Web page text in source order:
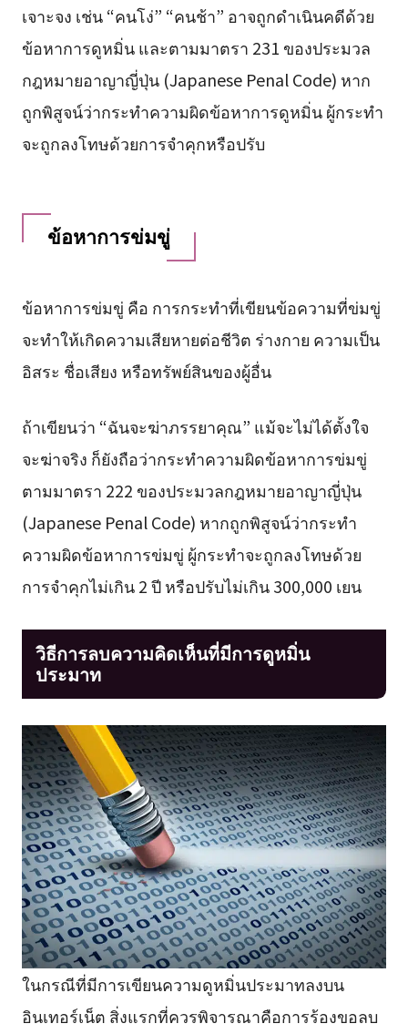
เจาะจง เช่น “คนโง่” “คนช้า” อาจถูกดำเนินคดีด้วย
ข้อหาการดูหมิ่น และตามมาตรา 231 ของประมวล
กฎหมายอาญาญี่ปุ่น (Japanese Penal Code) หาก
ถูกพิสูจน์ว่ากระทำความผิดข้อหาการดูหมิ่น ผู้กระทำ
จะถูกลงโทษด้วยการจำคุกหรือปรับ
ข้อหาการข่มขู่
ข้อหาการข่มขู่ คือ การกระทำที่เขียนข้อความที่ข่มขู่
จะทำให้เกิดความเสียหายต่อชีวิต ร่างกาย ความเป็น
อิสระ ชื่อเสียง หรือทรัพย์สินของผู้อื่น
ถ้าเขียนว่า “ฉันจะฆ่าภรรยาคุณ” แม้จะไม่ได้ตั้งใจ
จะฆ่าจริง ก็ยังถือว่ากระทำความผิดข้อหาการข่มขู่
ตามมาตรา 222 ของประมวลกฎหมายอาญาญี่ปุ่น
(Japanese Penal Code) หากถูกพิสูจน์ว่ากระทำ
ความผิดข้อหาการข่มขู่ ผู้กระทำจะถูกลงโทษด้วย
การจำคุกไม่เกิน 2 ปี หรือปรับไม่เกิน 300,000 เยน
วิธีการลบความคิดเห็นที่มีการดูหมิ่น
ประมาท
ในกรณีที่มีการเขียนความดูหมิ่นประมาทลงบน
อินเทอร์เน็ต สิ่งแรกที่ควรพิจารณาคือการร้องขอลบ